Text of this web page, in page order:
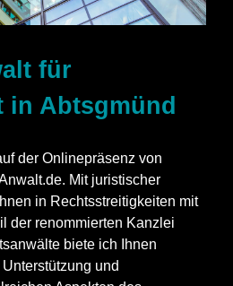
für
Abtsgmünd
der Onlinepräsenz von
Mit juristischer
in Rechtsstreitigkeiten mit
der renommierten Kanzlei
biete ich Ihnen
und